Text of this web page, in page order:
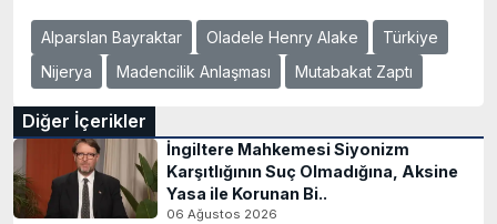
Alparslan Bayraktar Oladele Henry Alake
Türkiye
Nijerya
Madencilik Anlaşması Mutabakat Zaptı
Diğer İçerikler
İngiltere Mahkemesi Siyonizm
Karşıtlığının Suç Olmadığına, Aksine
Yasa ile Korunan Bi..
06 Ağustos 2026